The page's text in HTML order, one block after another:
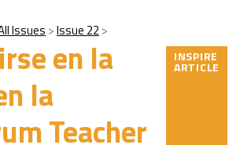
Issues Issue 22
en la
la
Teacher
INSPIRE
ARTICLE